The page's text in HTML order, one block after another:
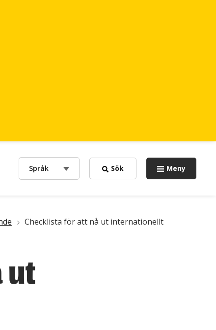
choose
Språk Sök Meny
Checklista för att nå ut internationellt
ut